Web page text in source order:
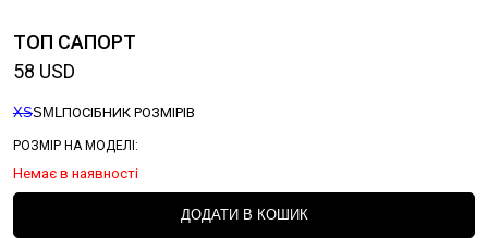
ТОП САПОРТ
58 USD
XSS M ПОСІБНИК РОЗМІРІВ
РОЗМІР НА МОДЕЛІ:
Немає в наявності
ДОДАТИ В КОШИК